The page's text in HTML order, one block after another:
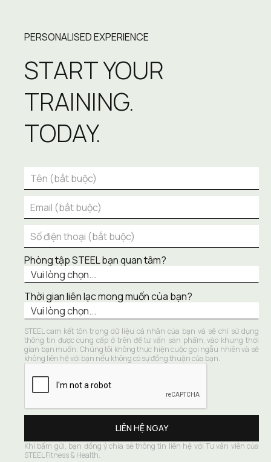
PERSONALISED EXPERIENCE
START YOUR
TRAINING.
TODAY.
Phòng tập STEEL bạn quan tâm?
Thời gian liên lạc mong muốn của bạn?
STEEL cam kết tôn trọng dữ liệu cá nhân của bạn và sẽ chỉ sử dụng
thông tin được cung cấp ở trên để tư vấn sản phẩm, vào khung thời
gian bạn muốn. Chúng tôi không thực hiện cuộc gọi ngẫu nhiên và sẽ
không liên hệ với bạn nếu không có sự đồng thuận của bạn.
Khi bấm gửi, bạn đồng ý chia sẻ thông tin liên hệ với Tư vấn viên của
STEEL Fitness & Health.